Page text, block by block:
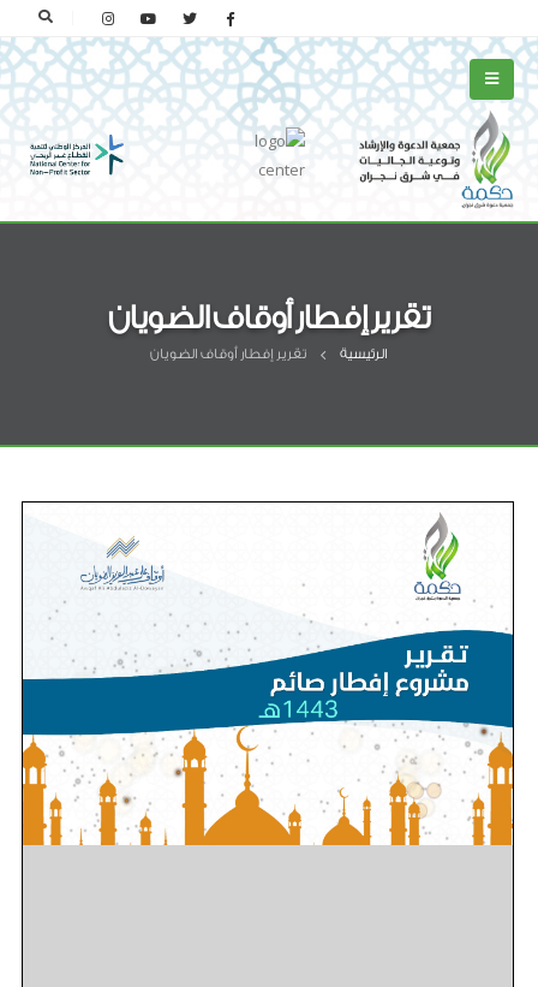
تقرير إفطار أوقاف الضويان
الرئيسية تقرير إفطار أوقاف الضويان